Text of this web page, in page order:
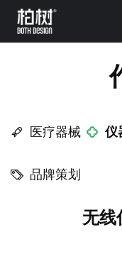
医疗器械 仪
品牌策划
无线